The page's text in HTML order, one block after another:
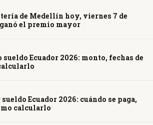
de Medellín hoy, viernes 7 de
el premio mayor
sueldo Ecuador 2026: monto, fechas de
Ecuador 2026: cuándo se paga,
calcularlo